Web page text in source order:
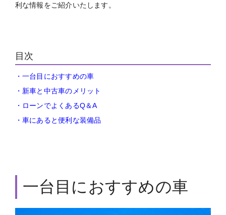
利な情報をご紹介いたします。
目次
・一台目におすすめの車
・新車と中古車のメリット
・ローンでよくあるQ＆A
・車にあると便利な装備品
一台目におすすめの車